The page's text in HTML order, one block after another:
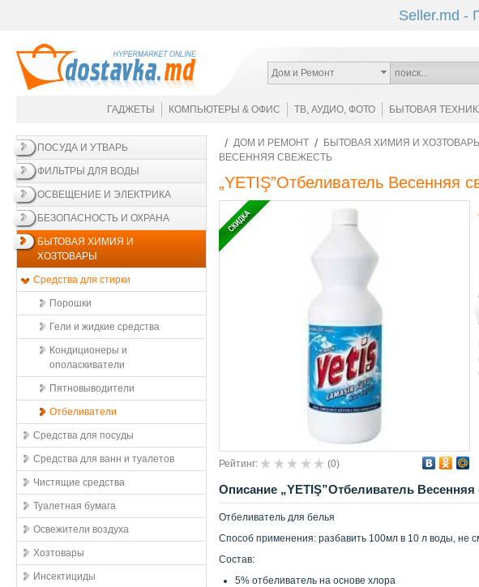
Seller.md -
Дом и Ремонт
ГАДЖЕТЫ КОМПЬЮТЕРЫ & ОФИС ТВ, АУДИО, ФОТО БЫТОВАЯ
ПОСУДА И УТВАРЬ
ФИЛЬТРЫ ДЛЯ ВОДЫ
ОСВЕЩЕНИЕ И ЭЛЕКТРИКА
БЕЗОПАСНОСТЬ И ОХРАНА
БЫТОВАЯ ХИМИЯ И
ХОЗТОВАРЫ
Средства для стирки
Порошки
Гели и жидкие средства
Кондиционеры и
ополаскиватели
Пятновыводители
Отбеливатели
Средства для посуды
Средства для ванн и туалетов
Чистящие средства
Туалетная бумага
Освежители воздухa
Хозтовары
Инсектициды
ДОМ И РЕМОНТ БЫТОВАЯ ХИМИЯ И ХОЗТОВАРЫ
ВЕСЕННЯЯ СВЕЖЕСТЬ
„YETIŞ”Отбеливатель Весенняя
Рейтинг: (0)
Описание „YETIŞ”Отбеливатель Весенняя
Отбеливатель для белья
Способ применения: разбавить 100мл в 10 л воды, не
Состав:
5% отбеливатель на основе хлора